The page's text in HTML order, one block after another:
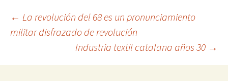
Navegación
← La revolución del 68 es un pronunciamiento
militar disfrazado de revolución
Industria textil catalana años 30 →